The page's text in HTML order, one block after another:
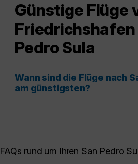
Günstige Flüge
Friedrichshafen
Pedro Sula
Wann sind die Flüge nach
am günstigsten?
FAQs rund um Ihren San Pedro